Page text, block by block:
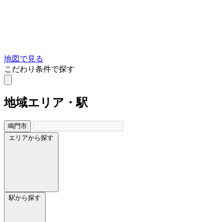
地図で見る
こだわり条件で探す
地域エリア・駅
鳴門市
エリアから探す
駅から探す